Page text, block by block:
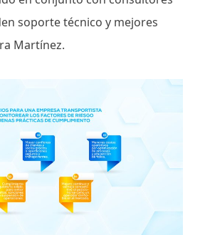
soporte técnico y mejores
Martínez.